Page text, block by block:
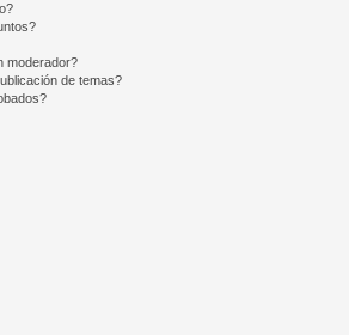
moderador?
de temas?